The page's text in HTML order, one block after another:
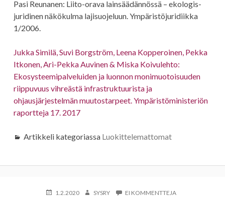
Pasi Reunanen: Liito-orava lainsäädännössä – ekologis-
juridinen näkökulma lajisuojeluun. Ympäristöjuridiikka
1/2006.
Jukka Similä, Suvi Borgström, Leena Kopperoinen, Pekka
Itkonen, Ari-Pekka Auvinen & Miska Koivulehto:
Ekosysteemipalveluiden ja luonnon monimuotoisuuden
riippuvuus vihreästä infrastruktuurista ja
ohjausjärjestelmän muutostarpeet. Ympäristöministeriön
raportteja 17. 2017
Artikkeli kategoriassa Luokittelemattomat
KIRJOITETTU
1.2.2020 KIRJOITTAJA
SYSRY EI KOMMENTTEJAARTIKKELIIN